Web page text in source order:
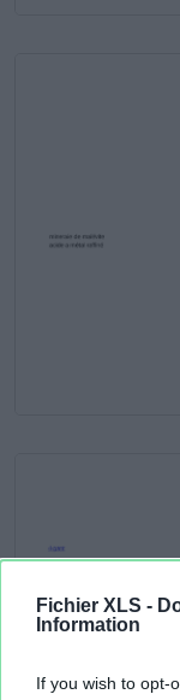
Fichier XLS -
Information
If you wish to opt-